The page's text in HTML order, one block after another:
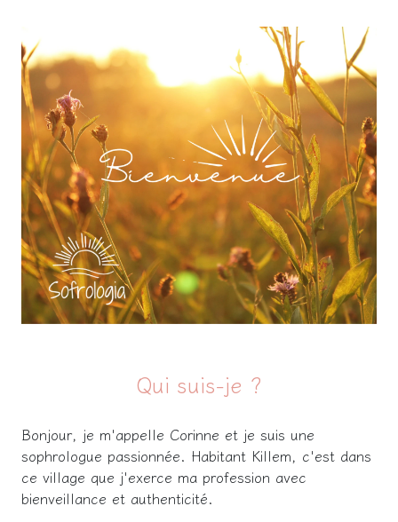
Qui suis-je ?
Bonjour, je m'appelle Corinne et je suis une
sophrologue passionnée. Habitant Killem, c'est dans
ce village que j'exerce ma profession avec
bienveillance et authenticité.